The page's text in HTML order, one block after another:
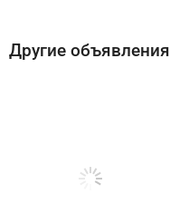
Другие объявления